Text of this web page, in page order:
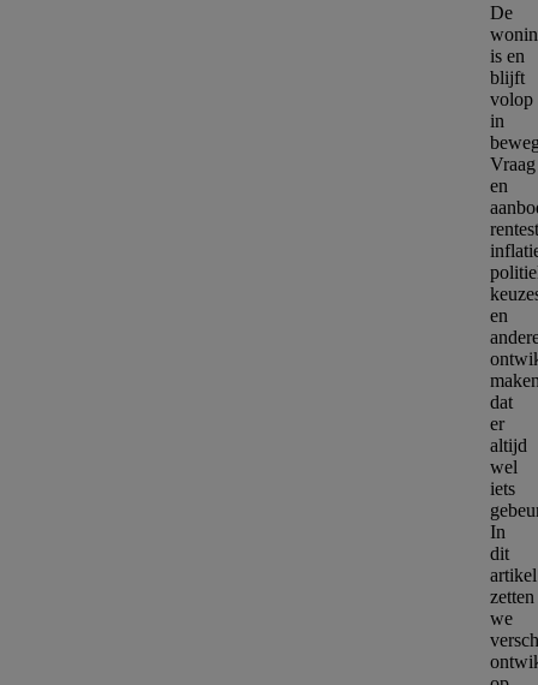
De
is en
blijft
volop
in
Vraag
en
en
dat
er
altijd
wel
iets
In
dit
artikel
zetten
we